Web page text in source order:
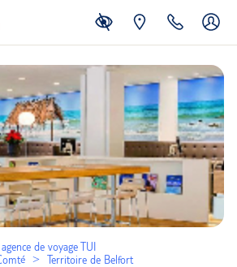
de voyage TUI
Territoire de Belfort